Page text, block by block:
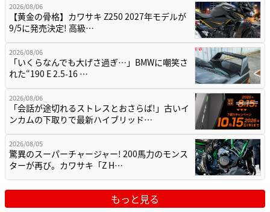
2026/08/06
【黄金の骨格】カワサキ Z250 2027年モデルが
9/5に発売決定! 高級…
2026/08/06
「いくらなんでも大げさ過ぎ…」BMWに嘲笑さ
れた“190 E 2.5-16 …
2026/08/06
「会話が途切れるストレスとおさらば!」古いイ
ンカムの下取りで最新ハイブリッド…
2026/08/05
驚異のスーパーチャージャー! 200馬力のモンス
ターが再び。カワサキ「Z H…
もっと見る